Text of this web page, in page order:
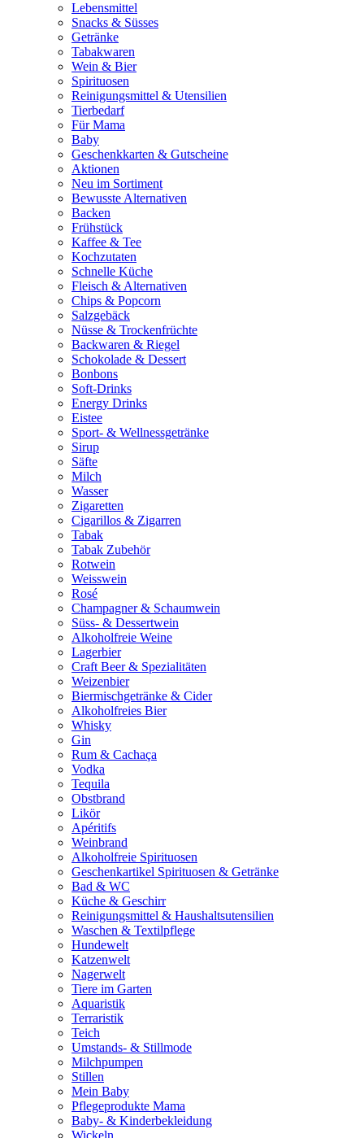
Lebensmittel
Snacks & Süsses
Getränke
Tabakwaren
Wein & Bier
Spirituosen
Reinigungsmittel & Utensilien
Tierbedarf
Für Mama
Baby
Geschenkkarten & Gutscheine
Aktionen
Neu im Sortiment
Bewusste Alternativen
Backen
Frühstück
Kaffee & Tee
Kochzutaten
Schnelle Küche
Fleisch & Alternativen
Chips & Popcorn
Salzgebäck
Nüsse & Trockenfrüchte
Backwaren & Riegel
Schokolade & Dessert
Bonbons
Soft-Drinks
Energy Drinks
Eistee
Sport- & Wellnessgetränke
Sirup
Säfte
Milch
Wasser
Zigaretten
Cigarillos & Zigarren
Tabak
Tabak Zubehör
Rotwein
Weisswein
Rosé
Champagner & Schaumwein
Süss- & Dessertwein
Alkoholfreie Weine
Lagerbier
Craft Beer & Spezialitäten
Weizenbier
Biermischgetränke & Cider
Alkoholfreies Bier
Whisky
Gin
Rum & Cachaça
Vodka
Tequila
Obstbrand
Likör
Apéritifs
Weinbrand
Alkoholfreie Spirituosen
Geschenkartikel Spirituosen & Getränke
Bad & WC
Küche & Geschirr
Reinigungsmittel & Haushaltsutensilien
Waschen & Textilpflege
Hundewelt
Katzenwelt
Nagerwelt
Tiere im Garten
Aquaristik
Terraristik
Teich
Umstands- & Stillmode
Milchpumpen
Stillen
Mein Baby
Pflegeprodukte Mama
Baby- & Kinderbekleidung
Wickeln